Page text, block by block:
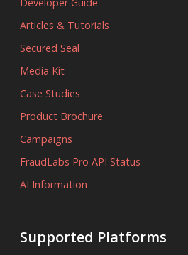
Articles & Tutorials
Secured Seal
Media Kit
Case Studies
Product Brochure
Campaigns
FraudLabs Pro API Status
AI Information
Supported Platforms